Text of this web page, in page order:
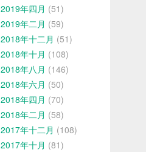
2019年四月 (51)
2019年二月 (59)
2018年十二月 (51)
2018年十月 (108)
2018年八月 (146)
2018年六月 (50)
2018年四月 (70)
2018年二月 (58)
2017年十二月 (108)
2017年十月 (81)